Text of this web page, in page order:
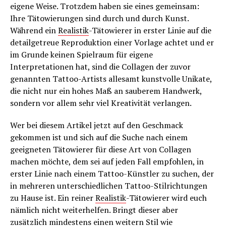
eigene Weise. Trotzdem haben sie eines gemeinsam:
Ihre Tätowierungen sind durch und durch Kunst.
Während einRealistik-Tätowierer in erster Linie auf die
detailgetreue Reproduktion einer Vorlage achtet und er
im Grunde keinen Spielraum für eigene
Interpretationen hat, sind die Collagen der zuvor
genannten Tattoo-Artists allesamt kunstvolle Unikate,
die nicht nur ein hohes Maß an sauberem Handwerk,
sondern vor allem sehr viel Kreativität verlangen.
Wer bei diesem Artikel jetzt auf den Geschmack
gekommen ist und sich auf die Suche nach einem
geeigneten Tätowierer für diese Art von Collagen
machen möchte, dem sei auf jeden Fall empfohlen, in
erster Linie nach einem Tattoo-Künstler zu suchen, der
in mehreren unterschiedlichen Tattoo-Stilrichtungen
zu Hause ist. Ein reinerRealistik-Tätowierer wird euch
nämlich nicht weiterhelfen. Bringt dieser aber
zusätzlich mindestens einen weitern Stil wie